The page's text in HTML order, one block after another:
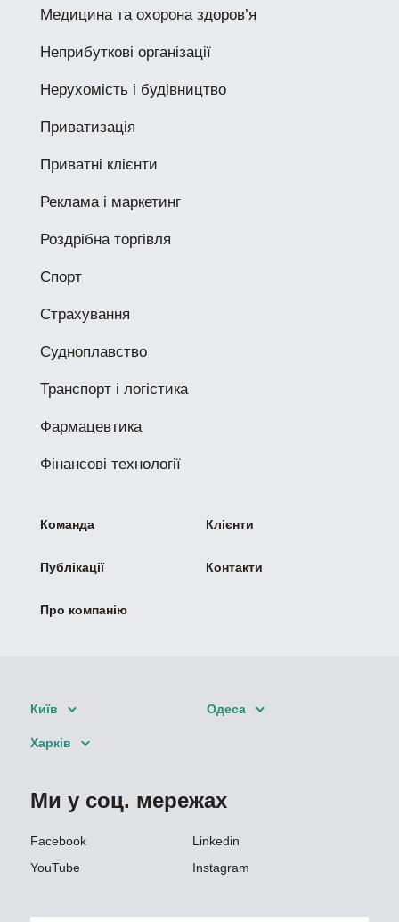
Медицина та охорона здоров’я
Неприбуткові організації
Нерухомість і будівництво
Приватизація
Приватні клієнти
Реклама і маркетинг
Роздрібна торгівля
Спорт
Страхування
Судноплавство
Транспорт і логістика
Фармацевтика
Фінансові технології
Команда Клієнти
Публікації Контакти
Про компанію
Київ Одеса
Харків
Ми у соц. мережах
Facebook
Linkedin
YouTube
Instagram